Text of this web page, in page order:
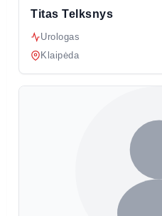
Titas Telksnys
Urologas
Klaipėda